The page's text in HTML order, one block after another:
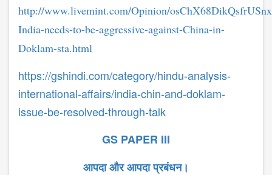
http://www.livemint.com/Opinion/
India-needs-to-be-aggressive-against-China-in-
Doklam-sta.html
https://gshindi.com/category/hindu-analysis-
international-affairs/india-chin-and-doklam-
issue-be-resolved-through-talk
GS PAPER III
आपदा और आपदा प्रबंधन।